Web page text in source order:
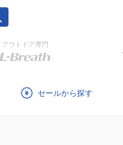
アウトドア専門
セール